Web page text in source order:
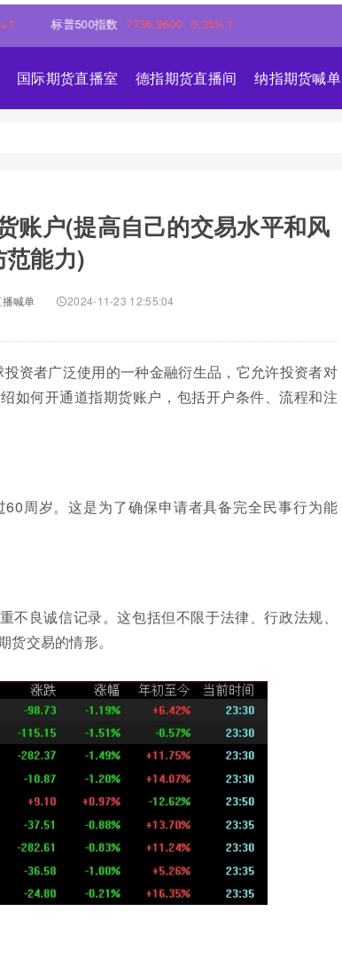
标普500指数 7736.9600 0.35%↑
国际期货直播室 德指期货直播间 纳指期货喊单
账户(提高自己的交易水平和风
范能力)
喊单 2024-11-23 12:55:04
资者广泛使用的一种金融衍生品，它允许投资者对
如何开通道指期货账户，包括开户条件、流程和注
周岁。这是为了确保申请者具备完全民事行为能
良诚信记录。这包括但不限于法律、行政法规、
交易的情形。